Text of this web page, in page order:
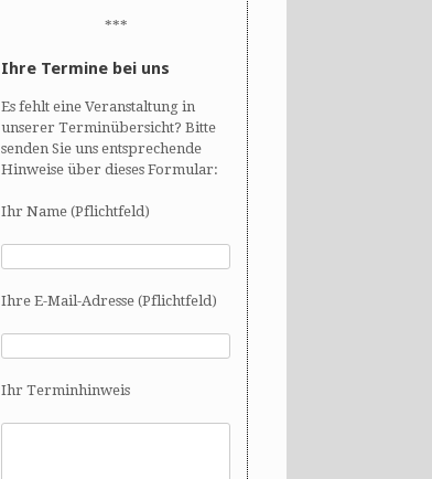
***
Ihre Termine bei uns
Es fehlt eine Veranstaltung in
unserer Terminübersicht? Bitte
senden Sie uns entsprechende
Hinweise über dieses Formular:
Ihr Name (Pflichtfeld)
Ihre E-Mail-Adresse (Pflichtfeld)
Ihr Terminhinweis